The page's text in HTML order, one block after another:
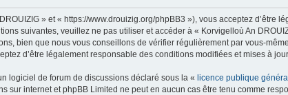
» et « https://www.drouizig.org/phpBB3 »), vous acceptez d’être
suivantes, veuillez ne pas utiliser et accéder à « Korvigelloù An
bien que nous vous conseillons de vérifier régulièrement par vous-
d’être légalement responsable des conditions modifiées et mises à jour.
logiciel de forum de discussions déclaré sous la « licence publique
sur internet et phpBB Limited ne peut en aucun cas être tenu comme